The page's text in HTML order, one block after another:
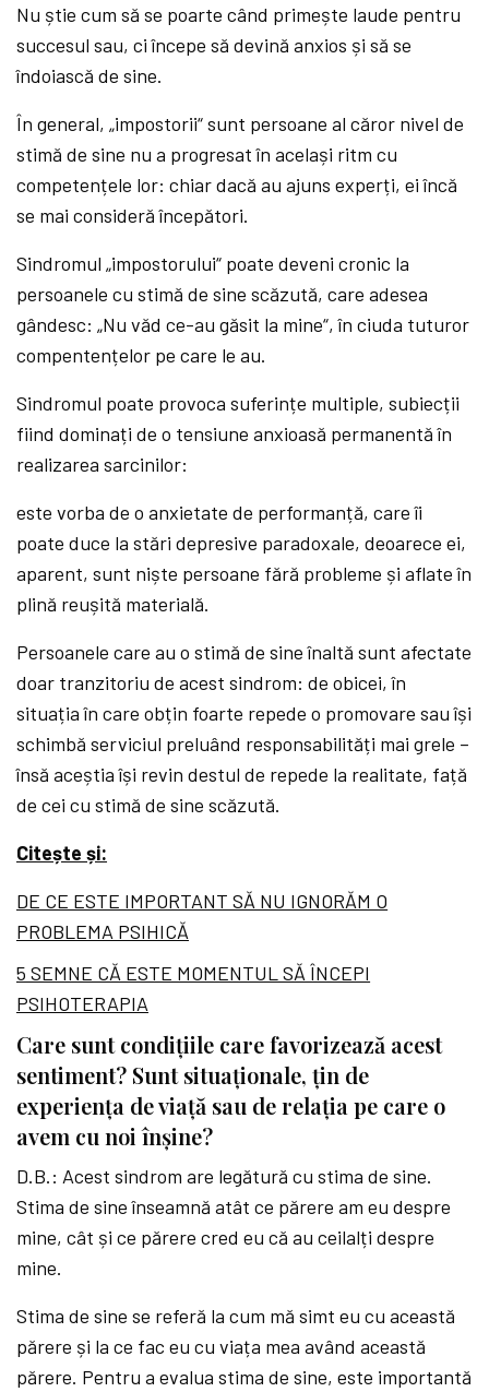
Nu știe cum să se poarte când primește laude pentru
succesul sau, ci începe să devină anxios și să se
îndoiască de sine.
În general, „impostorii“ sunt persoane al căror nivel de
stimă de sine nu a progresat în același ritm cu
competențele lor: chiar dacă au ajuns experți, ei încă
se mai consideră începători.
Sindromul „impostorului“ poate deveni cronic la
persoanele cu stimă de sine scăzută, care adesea
gândesc: „Nu văd ce-au găsit la mine“, în ciuda tuturor
compentențelor pe care le au.
Sindromul poate provoca suferințe multiple, subiecții
fiind dominați de o tensiune anxioasă permanentă în
realizarea sarcinilor:
este vorba de o anxietate de performanță, care îi
poate duce la stări depresive paradoxale, deoarece ei,
aparent, sunt niște persoane fără probleme și aflate în
plină reușită materială.
Persoanele care au o stimă de sine înaltă sunt afectate
doar tranzitoriu de acest sindrom: de obicei, în
situația în care obțin foarte repede o promovare sau își
schimbă serviciul preluând responsabilități mai grele –
însă aceștia își revin destul de repede la realitate, față
de cei cu stimă de sine scăzută.
Citește și:
DE CE ESTE IMPORTANT SĂ NU IGNORĂM O
PROBLEMA PSIHICĂ
5 SEMNE CĂ ESTE MOMENTUL SĂ ÎNCEPI
PSIHOTERAPIA
Care sunt condițiile care favorizează acest
sentiment? Sunt situaționale, țin de
experiența de viață sau de relația pe care o
avem cu noi înșine?
D.B.: Acest sindrom are legătură cu stima de sine.
Stima de sine înseamnă atât ce părere am eu despre
mine, cât și ce părere cred eu că au ceilalți despre
mine.
Stima de sine se referă la cum mă simt eu cu această
părere și la ce fac eu cu viața mea având această
părere. Pentru a evalua stima de sine, este importantă